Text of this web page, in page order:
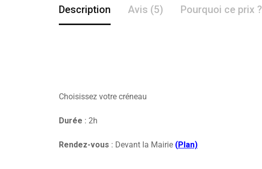
Description Avis (5) Pourquoi ce prix ?
Choisissez votre créneau
Durée : 2h
Rendez-vous : Devant la Mairie (Plan)